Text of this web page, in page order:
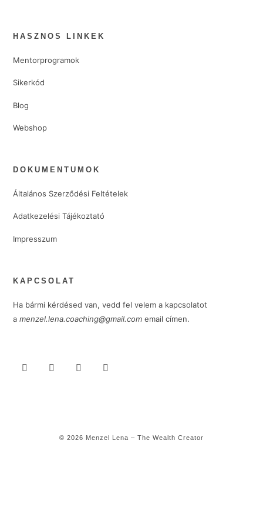
Creator
HASZNOS LINKEK
Mentorprogramok
Sikerkód
Blog
Webshop
DOKUMENTUMOK
Általános Szerződési Feltételek
Adatkezelési Tájékoztató
Impresszum
KAPCSOLAT
Ha bármi kérdésed van, vedd fel velem a kapcsolatot
amenzel.lena.coaching@gmail.com email címen.
© 2026 Menzel Lena – The Wealth Creator